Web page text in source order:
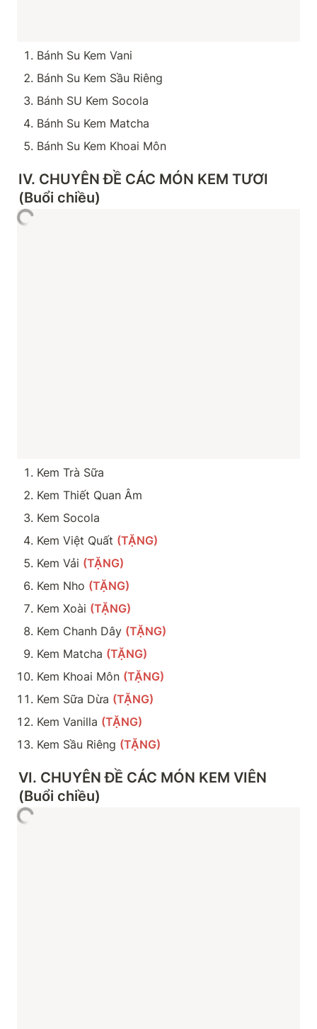
Bánh Su Kem Vani
Bánh Su Kem Sầu Riêng
Bánh SU Kem Socola
Bánh Su Kem Matcha
Bánh Su Kem Khoai Môn
IV. CHUYÊN ĐỀ CÁC MÓN KEM TƯƠI
(Buổi chiều)
Kem Trà Sữa
Kem Thiết Quan Âm
Kem Socola
Kem Việt Quất (TẶNG)
Kem Vải (TẶNG)
Kem Nho (TẶNG)
Kem Xoài (TẶNG)
Kem Chanh Dây (TẶNG)
Kem Matcha (TẶNG)
Kem Khoai Môn (TẶNG)
Kem Sữa Dừa (TẶNG)
Kem Vanilla (TẶNG)
Kem Sầu Riêng (TẶNG)
VI. CHUYÊN ĐỀ CÁC MÓN KEM VIÊN
(Buổi chiều)